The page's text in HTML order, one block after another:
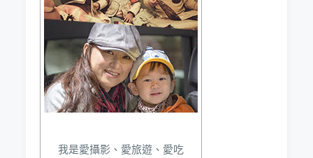
我是愛攝影、愛旅遊、愛吃